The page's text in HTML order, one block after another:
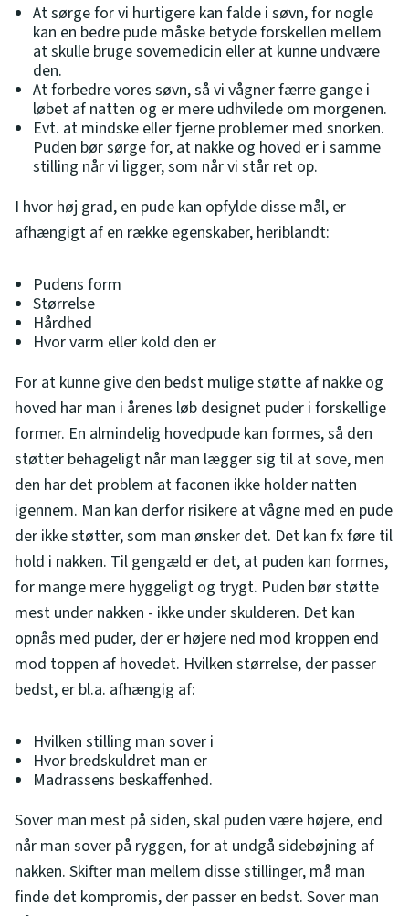
At sørge for vi hurtigere kan falde i søvn, for nogle
kan en bedre pude måske betyde forskellen mellem
at skulle bruge sovemedicin eller at kunne undvære
den.
At forbedre vores søvn, så vi vågner færre gange i
løbet af natten og er mere udhvilede om morgenen.
Evt. at mindske eller fjerne problemer med snorken.
Puden bør sørge for, at nakke og hoved er i samme
stilling når vi ligger, som når vi står ret op.
I hvor høj grad, en pude kan opfylde disse mål, er
afhængigt af en række egenskaber, heriblandt:
Pudens form
Størrelse
Hårdhed
Hvor varm eller kold den er
For at kunne give den bedst mulige støtte af nakke og
hoved har man i årenes løb designet puder i forskellige
former. En almindelig hovedpude kan formes, så den
støtter behageligt når man lægger sig til at sove, men
den har det problem at faconen ikke holder natten
igennem. Man kan derfor risikere at vågne med en pude
der ikke støtter, som man ønsker det. Det kan fx føre til
hold i nakken. Til gengæld er det, at puden kan formes,
for mange mere hyggeligt og trygt. Puden bør støtte
mest under nakken - ikke under skulderen. Det kan
opnås med puder, der er højere ned mod kroppen end
mod toppen af hovedet. Hvilken størrelse, der passer
bedst, er bl.a. afhængig af:
Hvilken stilling man sover i
Hvor bredskuldret man er
Madrassens beskaffenhed.
Sover man mest på siden, skal puden være højere, end
når man sover på ryggen, for at undgå sidebøjning af
nakken. Skifter man mellem disse stillinger, må man
finde det kompromis, der passer en bedst. Sover man